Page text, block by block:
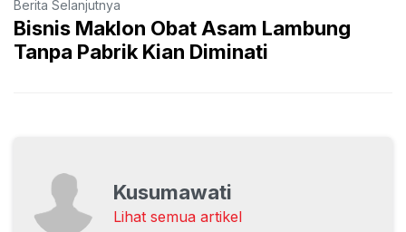
Berita Selanjutnya
Bisnis Maklon Obat Asam Lambung
Tanpa Pabrik Kian Diminati
Kusumawati
Lihat semua artikel